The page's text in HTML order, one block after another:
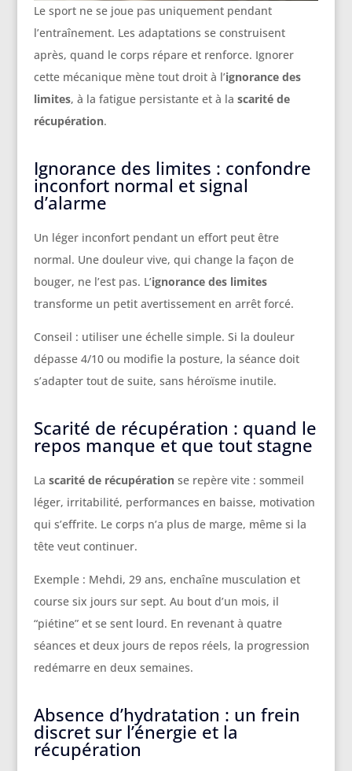
Le sport ne se joue pas uniquement pendant
l’entraînement. Les adaptations se construisent
après, quand le corps répare et renforce. Ignorer
cette mécanique mène tout droit à l’ignorance des
limites, à la fatigue persistante et à la scarité de
récupération.
Ignorance des limites : confondre
inconfort normal et signal
d’alarme
Un léger inconfort pendant un effort peut être
normal. Une douleur vive, qui change la façon de
bouger, ne l’est pas. L’ignorance des limites
transforme un petit avertissement en arrêt forcé.
Conseil : utiliser une échelle simple. Si la douleur
dépasse 4/10 ou modifie la posture, la séance doit
s’adapter tout de suite, sans héroïsme inutile.
Scarité de récupération : quand le
repos manque et que tout stagne
La scarité de récupérationse repère vite : sommeil
léger, irritabilité, performances en baisse, motivation
qui s’effrite. Le corps n’a plus de marge, même si la
tête veut continuer.
Exemple : Mehdi, 29 ans, enchaîne musculation et
course six jours sur sept. Au bout d’un mois, il
“piétine” et se sent lourd. En revenant à quatre
séances et deux jours de repos réels, la progression
redémarre en deux semaines.
Absence d’hydratation : un frein
discret sur l’énergie et la
récupération